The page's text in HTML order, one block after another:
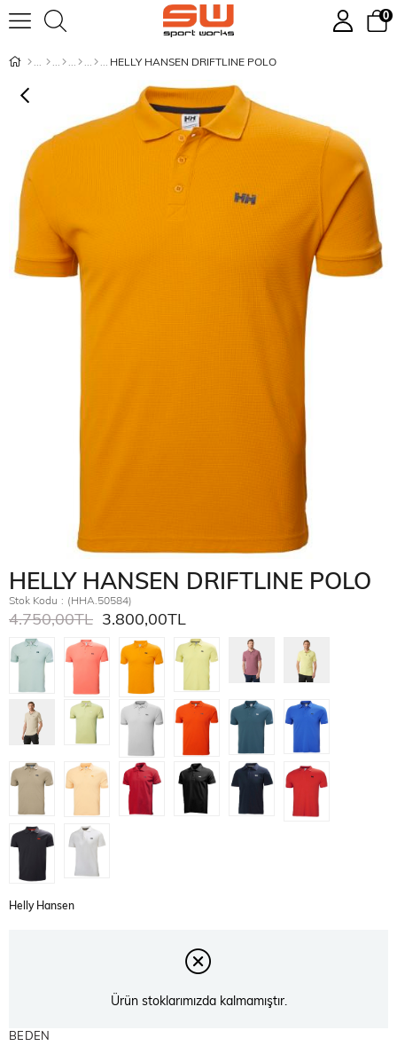
0
HELLY HANSEN DRIFTLINE POLO
HELLY HANSEN DRIFTLINE POLO
Stok Kodu (HHA.50584)
4.750,00TL 3.800,00TL
Helly Hansen
Ürün stoklarımızda kalmamıştır.
BEDEN